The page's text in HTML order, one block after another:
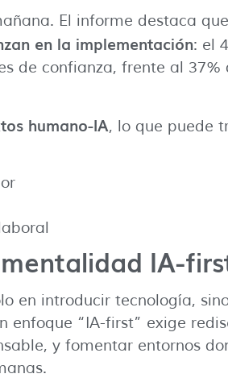
El informe destaca que
en la implementación: el
de confianza, frente al 37%
humano-IA, lo que puede
IA-
en introducir tecnología,
enfoque “IA-first” exige
y fomentar entornos